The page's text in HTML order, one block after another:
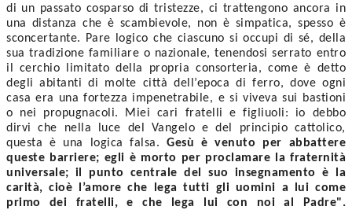
di un passato cosparso di tristezze, ci trattengono ancora in
una distanza che è scambievole, non è simpatica, spesso è
sconcertante. Pare logico che ciascuno si occupi di sé, della
sua tradizione familiare o nazionale, tenendosi serrato entro
il cerchio limitato della propria consorteria, come è detto
degli abitanti di molte città dell’epoca di ferro, dove ogni
casa era una fortezza impenetrabile, e si viveva sui bastioni
o nei propugnacoli. Miei cari fratelli e figliuoli: io debbo
dirvi che nella luce del Vangelo e del principio cattolico,
questa è una logica falsa. Gesù è venuto per abbattere
queste barriere; egli è morto per proclamare la fraternità
universale; il punto centrale del suo insegnamento è la
carità, cioè l’amore che lega tutti gli uomini a lui come
primo dei fratelli, e che lega lui con noi al Padre".